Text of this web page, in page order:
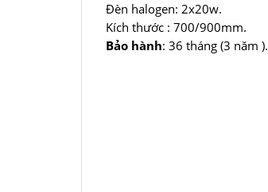
Đèn halogen: 2x20w.
Kích thước : 700/900mm.
Bảo hành: 36 tháng (3 năm ).